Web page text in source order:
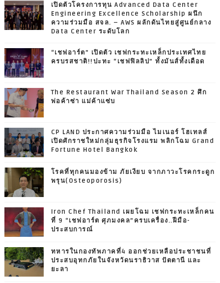
เปิดตัวโครงการทุน Advanced Data Center
Engineering Excellence Scholarship ผนึก
ความร่วมมือ สจล. – AWS ผลักดันไทยสู่ศูนย์กลาง
Data Center ระดับโลก
“เชฟอาร์ต” เปิดตัว เชฟกระทะเหล็กประเทศไทย
ครบรสชาติ!!ปะทะ “เชฟฟิลลิป” ทั้งมันส์ทั้งเดือด
The Restaurant War Thailand Season 2 ศึก
พ่อค้าซ่า แม่ค้าแซ่บ
CP LAND ประกาศความร่วมมือ ไมเนอร์ โฮเทลส์
เปิดศักราชใหม่กลุ่มธุรกิจโรงแรม พลิกโฉม Grand
Fortune Hotel Bangkok
โรคที่ทุกคนมองข้าม ภัยเงียบ จากภาวะโรคกระดูก
พรุน(Osteoporosis)
Iron Chef Thailand เผยโฉม เชฟกระทะเหล็กคน
ที่ 9 “เชฟอาร์ต ศุภมงคล”ครบเครื่อง..ฝีมือ-
ประสบการณ์
ทหารในกองทัพภาคที่4 ออกช่วยเหลือประชาชนที่
ประสบอุทกภัยในจังหวัดนราธิวาส ปัตตานี และ
ยะลา